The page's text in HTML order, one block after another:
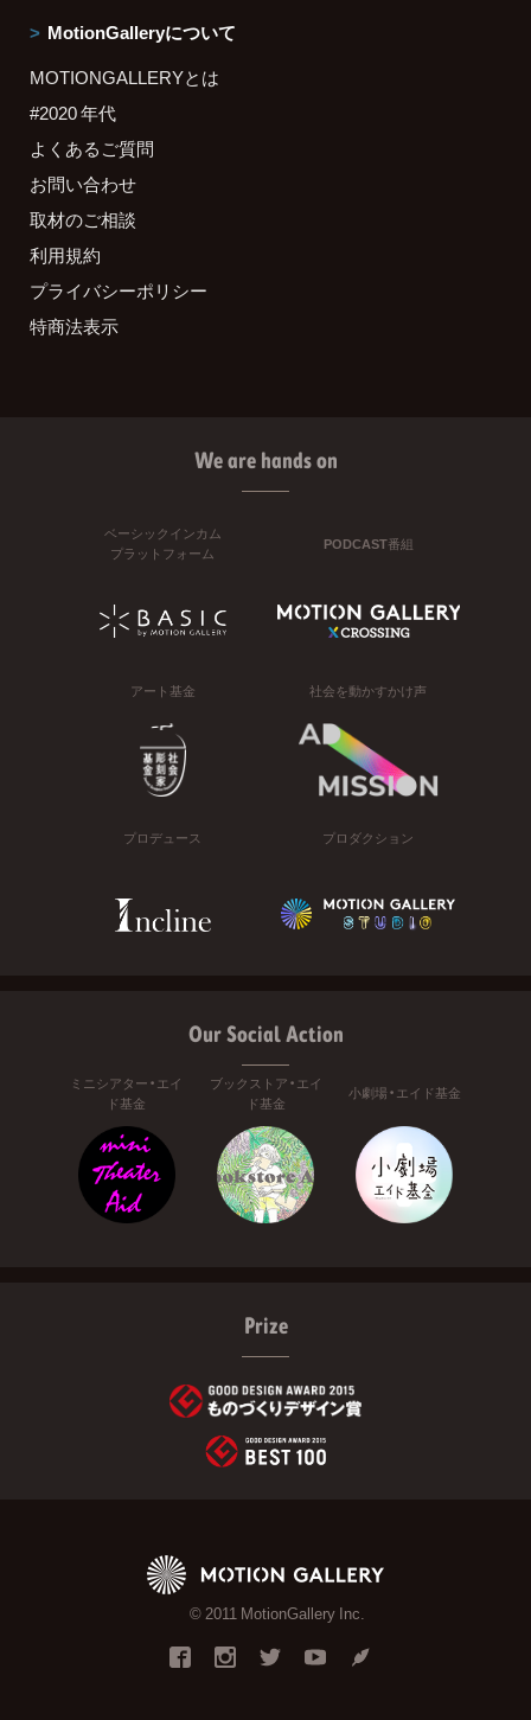
MotionGalleryについて
MOTIONGALLERYとは
#2020 年代
よくあるご質問
お問い合わせ
取材のご相談
利用規約
プライバシーポリシー
特商法表示
We are hands on
ベーシックインカム
プラットフォーム
PODCAST番組
アート基金 社会を動かすかけ声
プロデュース プロダクション
Our Social Action
ミニシアター・エイ
ド基金
ブックストア・エイ
ド基金
小劇場・エイド基金
Prize
© 2011 MotionGallery Inc.